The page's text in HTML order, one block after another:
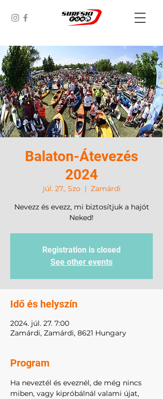
Balaton-Átevezés
2024
júl. 27., Szo
  |
Zamárdi
Nevezz és evezz, mi biztosítjuk a hajót
Neked!
Registration is closed
See other events
Idő és helyszín
2024. júl. 27. 7:00
Zamárdi, Zamárdi, 8621 Hungary
Program
Ha neveztél és eveznél, de még nincs
miben, vagy kipróbálnál valami újat,